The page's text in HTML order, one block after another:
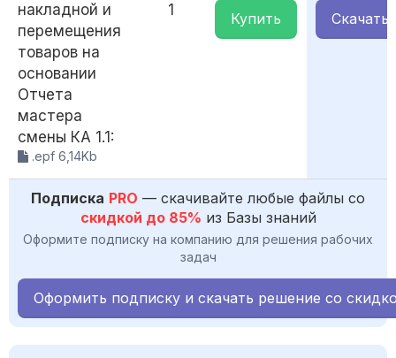
накладной и
перемещения
товаров на
основании
Отчета
мастера
смены КА 1.1:
.epf 6,14Kb
1
Купить
Скачать
Подписка PRO — скачивайте любые файлы со
скидкой до 85% из Базы знаний
Оформите подписку на компанию для решения рабочих
задач
Оформить подписку и скачать решение со